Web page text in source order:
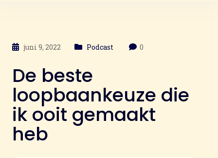
juni 9, 2022 Podcast 0
De beste
loopbaankeuze die
ik ooit gemaakt
heb